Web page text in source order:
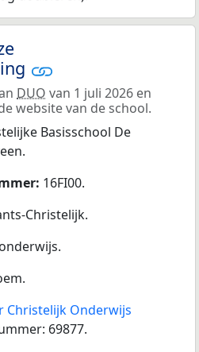
DUO van 1 juli 2026 en
website van de school.
Basisschool De
16FI00.
Christelijk.
Christelijk Onderwijs
69877.